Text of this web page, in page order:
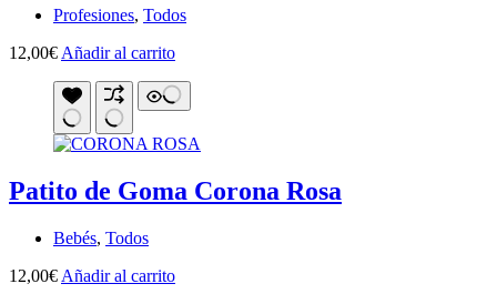
Profesiones, Todos
12,00€ Añadir al carrito
Patito de Goma Corona Rosa
Bebés, Todos
12,00€ Añadir al carrito